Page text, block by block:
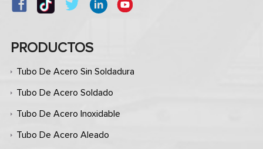
PRODUCTOS
Tubo De Acero Sin Soldadura
Tubo De Acero Soldado
Tubo De Acero Inoxidable
Tubo De Acero Aleado